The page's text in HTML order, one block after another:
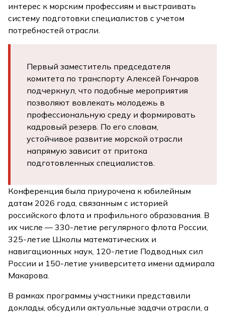
интерес к морским профессиям и выстраивать
систему подготовки специалистов с учетом
потребностей отрасли.
Первый заместитель председателя
комитета по транспорту Алексей Гончаров
подчеркнул, что подобные мероприятия
позволяют вовлекать молодежь в
профессиональную среду и формировать
кадровый резерв. По его словам,
устойчивое развитие морской отрасли
напрямую зависит от притока
подготовленных специалистов.
Конференция была приурочена к юбилейным
датам 2026 года, связанным с историей
российского флота и профильного образования. В
их числе — 330-летие регулярного флота России,
325-летие Школы математических и
навигационных наук, 120-летие Подводных сил
России и 150-летие университета имени адмирала
Макарова.
В рамках программы участники представили
доклады, обсудили актуальные задачи отрасли, а